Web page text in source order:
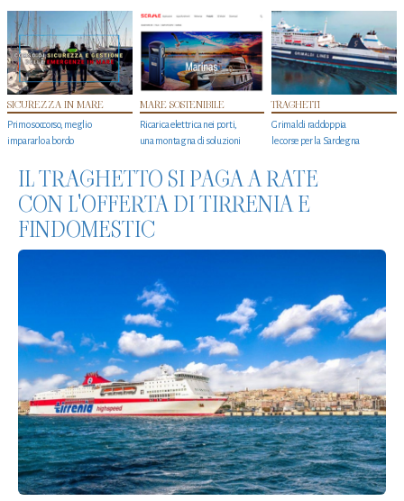
SICUREZZA IN MARE
Primo soccorso, meglio
impararlo a bordo
MARE SOSTENIBILE
Ricarica elettrica nei porti,
una montagna di soluzioni
TRAGHETTI
Grimaldi raddoppia
le corse per la Sardegna
IL TRAGHETTO SI PAGA A RATE
CON L'OFFERTA DI TIRRENIA E
FINDOMESTIC